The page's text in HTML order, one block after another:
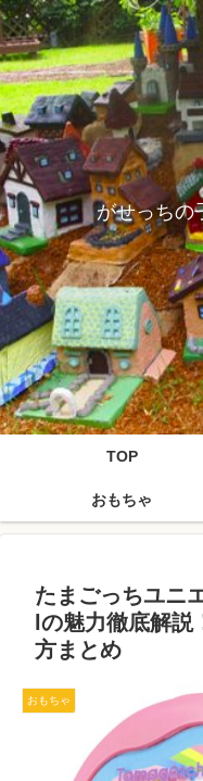
がせっちの
TOP
おもちゃ
たまごっちユニ
lの魅力徹底解
方まとめ
おもちゃ